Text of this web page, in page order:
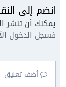
انضم إلى
يمكنك أن تنشر
فسجل الدخول
أضف تعليق